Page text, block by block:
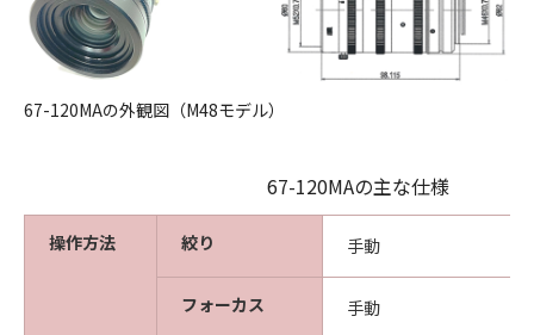
67-120MAの外観図（M48モデル）
67-120MAの主な仕様
操作方法 絞り 手動
フォーカス 手動